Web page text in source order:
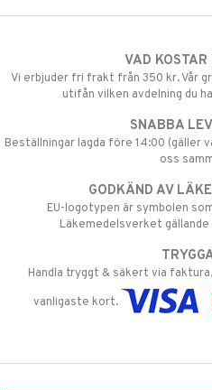
VAD
Vi erbjuder fri frakt från 350 kr. Vår
utifån vilken avdelning du
SNABBA
Beställningar lagda före 14:00 (gäller
oss
GODKÄND AV
EU-logotypen är symbolen
Läkemedelsverket
Handla tryggt & säkert via
vanligaste kort.